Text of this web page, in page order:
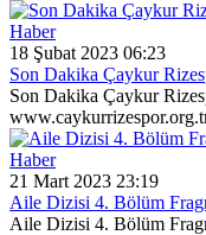
Haber
18 Şubat 2023 06:23
Son Dakika Çaykur
Son Dakika Çaykur
Haber
21 Mart 2023 23:19
Aile Dizisi 4. Bölüm
Aile Dizisi 4. Bölüm